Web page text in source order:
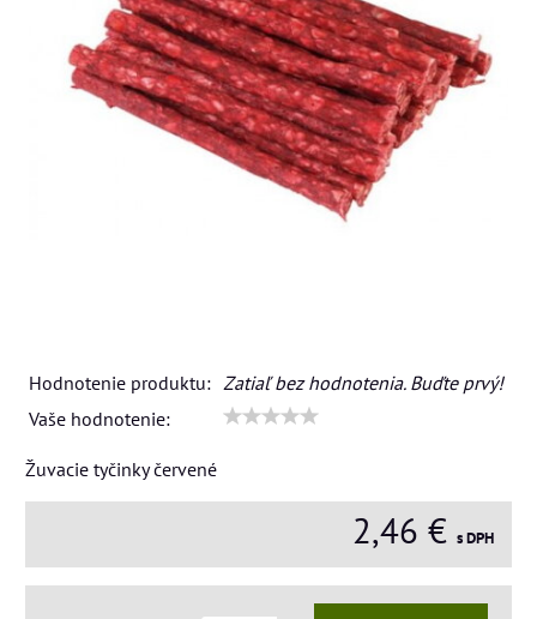
Hodnotenie produktu: Zatiaľ bez hodnotenia. Buďte prvý!
Vaše hodnotenie:
Žuvacie tyčinky červené
2,46 € s DPH